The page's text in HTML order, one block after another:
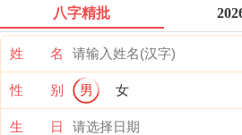
八字精批
姓 名
性 别 男 女
生 日